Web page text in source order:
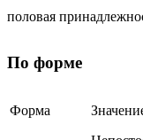
половая
По форме
Форма